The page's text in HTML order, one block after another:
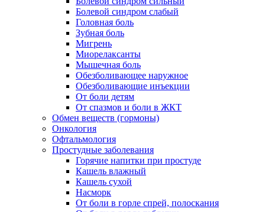
Болевой синдром слабый
Головная боль
Зубная боль
Мигрень
Миорелаксанты
Мышечная боль
Обезболивающее наружное
Обезболивающие инъекции
От боли детям
От спазмов и боли в ЖКТ
Обмен веществ (гормоны)
Онкология
Офтальмология
Простудные заболевания
Горячие напитки при простуде
Кашель влажный
Кашель сухой
Насморк
От боли в горле спрей, полоскания